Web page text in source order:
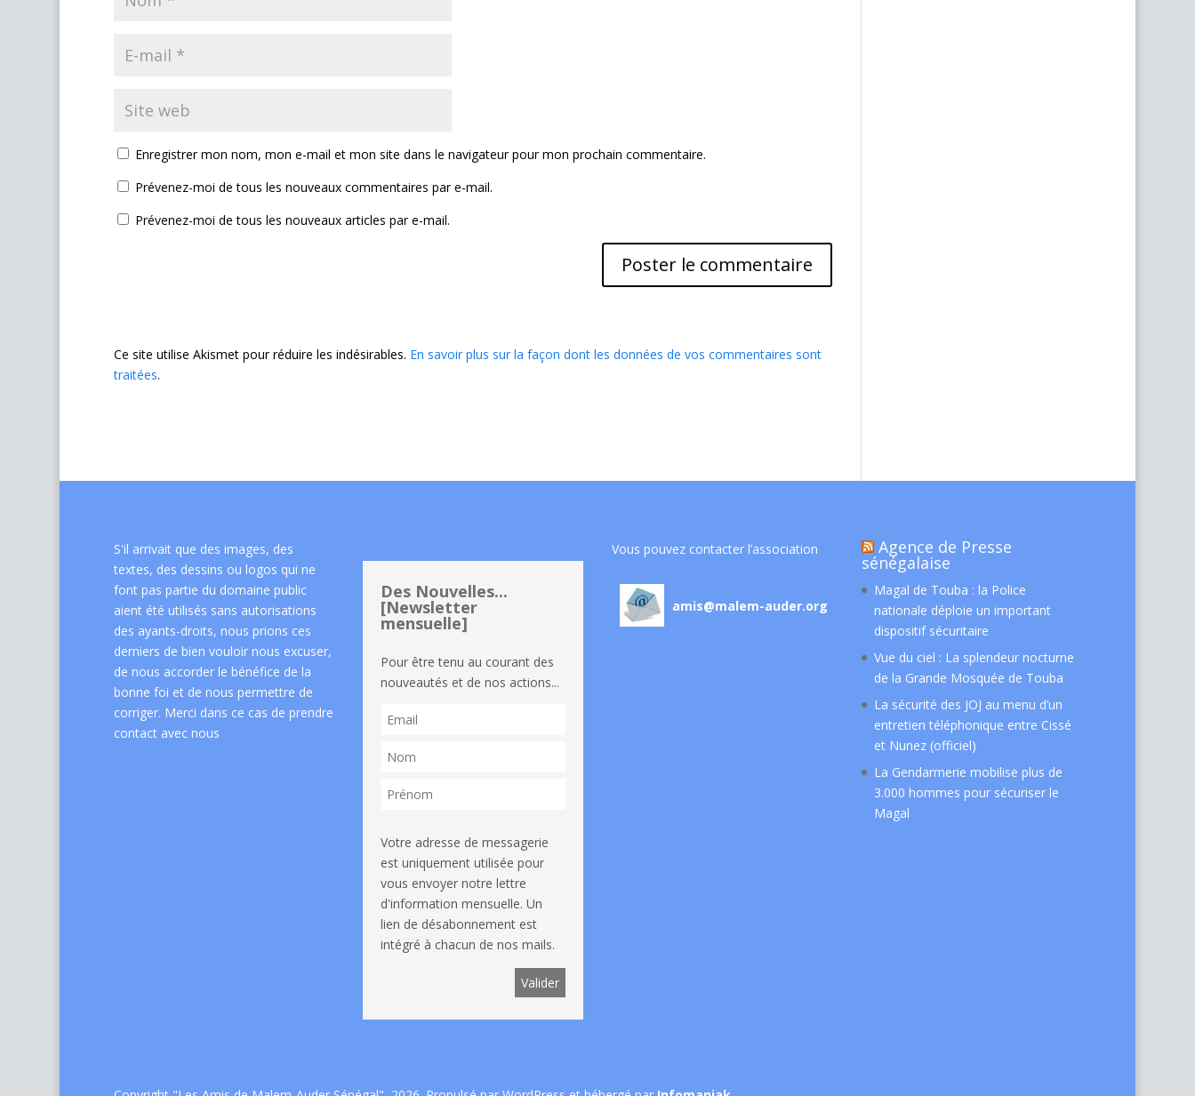
Enregistrer mon nom, mon e-mail et mon site dans le navigateur pour mon prochain commentaire.
Prévenez-moi de tous les nouveaux commentaires par e-mail.
Prévenez-moi de tous les nouveaux articles par e-mail.
Ce site utilise Akismet pour réduire les indésirables. En savoir plus sur la façon dont les données de vos commentaires sont
traitées.
S'il arrivait que des images, des
textes, des dessins ou logos qui ne
font pas partie du domaine public
aient été utilisés sans autorisations
des ayants-droits, nous prions ces
derniers de bien vouloir nous excuser,
de nous accorder le bénéfice de la
bonne foi et de nous permettre de
corriger. Merci dans ce cas de prendre
contact avec nous
Des Nouvelles...
[Newsletter
mensuelle]
Pour être tenu au courant des
nouveautés et de nos actions...
Votre adresse de messagerie
est uniquement utilisée pour
vous envoyer notre lettre
d'information mensuelle. Un
lien de désabonnement est
intégré à chacun de nos mails.
Vous pouvez contacter l’association
amis@malem-auder.org
Agence de Presse
sénégalaise
Magal de Touba : la Police
nationale déploie un important
dispositif sécuritaire
Vue du ciel : La splendeur nocturne
de la Grande Mosquée de Touba
La sécurité des JOJ au menu d’un
entretien téléphonique entre Cissé
et Nunez (officiel)
La Gendarmerie mobilise plus de
3.000 hommes pour sécuriser le
Magal